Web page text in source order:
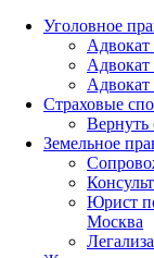
Уголовное
Адвокат
Адвокат
Страховые
Вернуть
Земельное
Юрист
Москва